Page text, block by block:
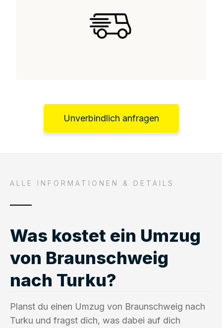
Unverbindlich anfragen
ALLE INFORMATIONEN & DETAILS
Was kostet ein Umzug
von Braunschweig
nach Turku?
Planst du einen Umzug von Braunschweig nach
Turku und fragst dich, was dabei auf dich